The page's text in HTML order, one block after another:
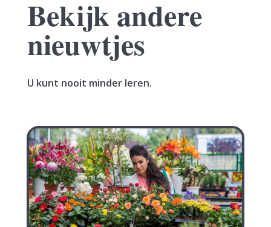
Bekijk andere
nieuwtjes
U kunt nooit minder leren.